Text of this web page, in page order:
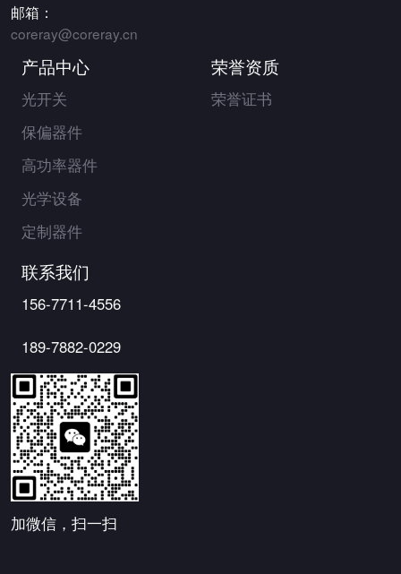
邮箱：
coreray@coreray.cn
产品中心
光开关
保偏器件
高功率器件
光学设备
定制器件
荣誉资质
荣誉证书
联系我们
156-7711-4556
189-7882-0229
加微信，扫一扫